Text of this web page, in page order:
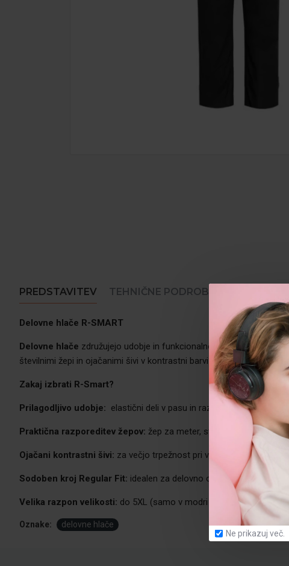
Ne prikazuj več.
PREDSTAVITEV TEHNIČNE PODROBNOSTI
Delovne hlače R-SMART
Delovne hlače združujejo udobje in funkcionalnost z modernim
številnimi žepi in ojačanimi šivi v kontrastni barvi za dodatno
Zakaj izbrati R-Smart?
Prilagodljivo udobje: elastični deli v pasu in raztegljiva tkanina
Praktična razporeditev žepov: žep za meter, stranski žep z
Ojačani kontrastni šivi: za večjo trpežnost pri vsakodnevni uporabi
Sodoben kroj Regular Fit: idealen za delovno okolje in prosti čas
Velika razpon velikosti: do 5XL (samo v modri barvi)
Oznake: delovne hlače